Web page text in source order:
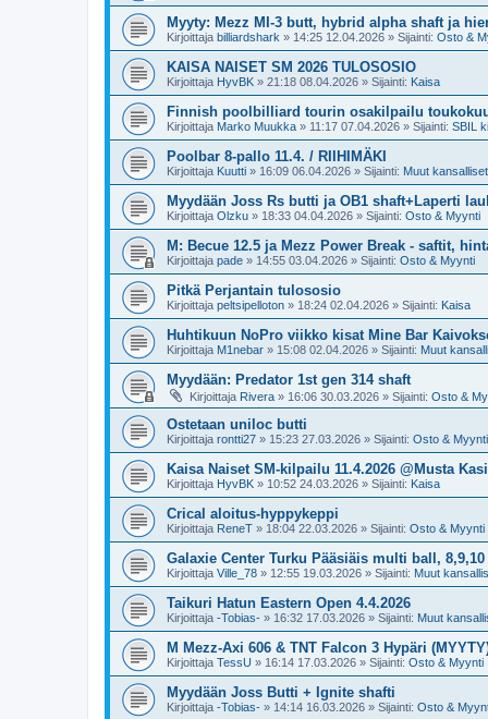
Myyty: Mezz MI-3 butt, hybrid alpha shaft ja
Kirjoittaja billiardshark » 14:25 12.04.2026 » Sijainti: Osto &
KAISA NAISET SM 2026 TULOSOSIO
Kirjoittaja HyvBK » 21:18 08.04.2026 » Sijainti: Kaisa
Finnish poolbilliard tourin osakilpailu
Kirjoittaja Marko Muukka » 11:17 07.04.2026 » Sijainti: SBIL
Poolbar 8-pallo 11.4. / RIIHIMÄKI
Kirjoittaja Kuutti » 16:09 06.04.2026 » Sijainti: Muut
Myydään Joss Rs butti ja OB1 shaft+Laperti
Kirjoittaja Olzku » 18:33 04.04.2026 » Sijainti: Osto & Myynti
M: Becue 12.5 ja Mezz Power Break - saftit,
Kirjoittaja pade » 14:55 03.04.2026 » Sijainti: Osto & Myynti
Pitkä Perjantain tulososio
Kirjoittaja peltsipelloton » 18:24 02.04.2026 » Sijainti: Kaisa
Huhtikuun NoPro viikko kisat Mine Bar
Kirjoittaja M1nebar » 15:08 02.04.2026 » Sijainti: Muut
Myydään: Predator 1st gen 314 shaft
Kirjoittaja Rivera » 16:06 30.03.2026 » Sijainti: Osto &
Ostetaan uniloc butti
Kirjoittaja rontti27 » 15:23 27.03.2026 » Sijainti: Osto & Myynti
Kaisa Naiset SM-kilpailu 11.4.2026 @Musta
Kirjoittaja HyvBK » 10:52 24.03.2026 » Sijainti: Kaisa
Crical aloitus-hyppykeppi
Kirjoittaja ReneT » 18:04 22.03.2026 » Sijainti: Osto & Myynti
Galaxie Center Turku Pääsiäis multi ball, 8,9,10
Kirjoittaja Ville_78 » 12:55 19.03.2026 » Sijainti: Muut
Taikuri Hatun Eastern Open 4.4.2026
Kirjoittaja -Tobias- » 16:32 17.03.2026 » Sijainti: Muut
M Mezz-Axi 606 & TNT Falcon 3 Hypäri
Kirjoittaja TessU » 16:14 17.03.2026 » Sijainti: Osto & Myynti
Myydään Joss Butti + Ignite shafti
Kirjoittaja -Tobias- » 14:14 16.03.2026 » Sijainti: Osto &